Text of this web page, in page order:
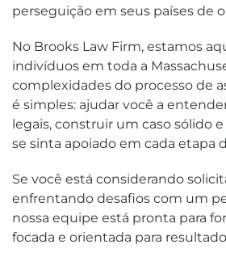
perseguição em seus países de
No Brooks Law Firm, estamos
indivíduos em toda a
complexidades do processo de
é simples: ajudar você a
legais, construir um caso sólido
se sinta apoiado em cada etapa
Se você está considerando
enfrentando desafios com um
nossa equipe está pronta para
focada e orientada para